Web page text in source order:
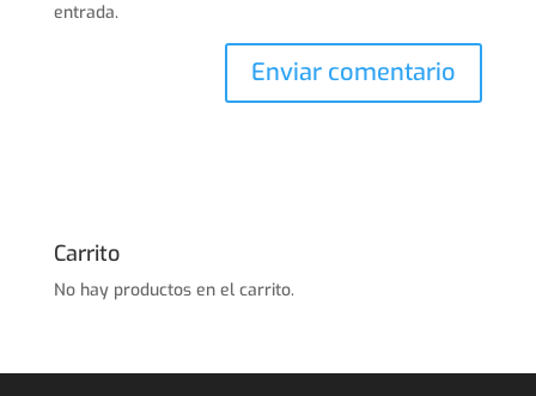
entrada.
Carrito
No hay productos en el carrito.